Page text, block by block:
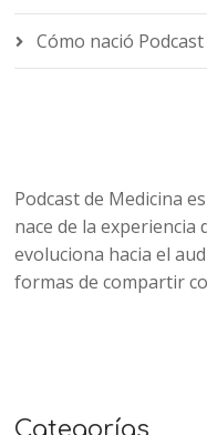
Cómo nació
Podcast de Medicina
nace de la experiencia
evoluciona hacia el
formas de compartir
Categorías